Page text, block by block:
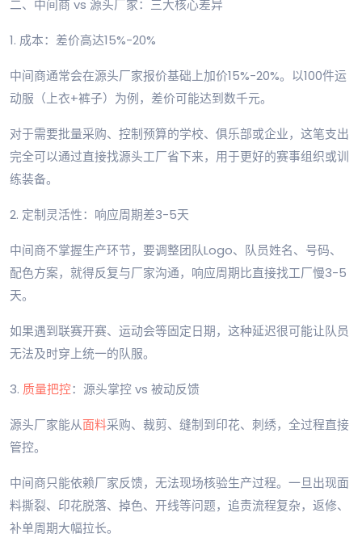
二、中间商 vs 源头厂家：三大核心差异
1. 成本：差价高达15%-20%
中间商通常会在源头厂家报价基础上加价15%-20%。以100件运
动服（上衣+裤子）为例，差价可能达到数千元。
对于需要批量采购、控制预算的学校、俱乐部或企业，这笔支出
完全可以通过直接找源头工厂省下来，用于更好的赛事组织或训
练装备。
2. 定制灵活性：响应周期差3-5天
中间商不掌握生产环节，要调整团队Logo、队员姓名、号码、
配色方案，就得反复与厂家沟通，响应周期比直接找工厂慢3-5
天。
如果遇到联赛开赛、运动会等固定日期，这种延迟很可能让队员
无法及时穿上统一的队服。
3. 质量把控：源头掌控 vs 被动反馈
源头厂家能从面料采购、裁剪、缝制到印花、刺绣，全过程直接
管控。
中间商只能依赖厂家反馈，无法现场核验生产过程。一旦出现面
料撕裂、印花脱落、掉色、开线等问题，追责流程复杂，返修、
补单周期大幅拉长。